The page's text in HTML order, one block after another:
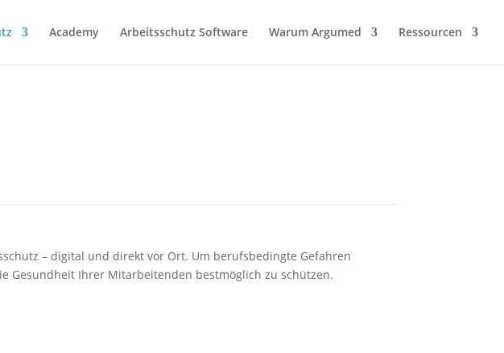
Academy Arbeitsschutz Software Warum Argumed Ressourcen
– digital und direkt vor Ort. Um berufsbedingte Gefahren
Gesundheit Ihrer Mitarbeitenden bestmöglich zu schützen.